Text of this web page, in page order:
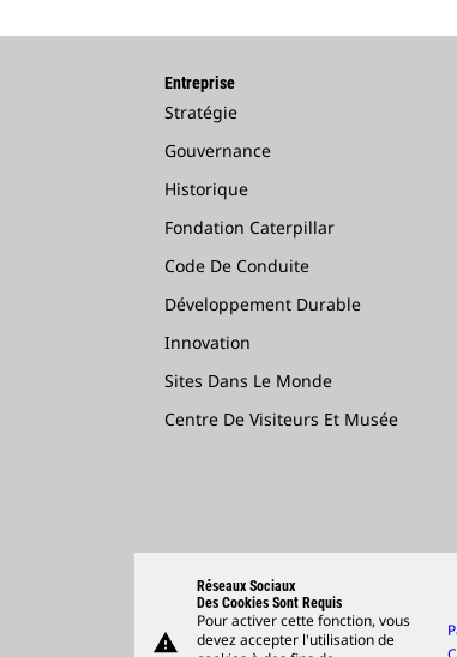
Entreprise
Stratégie
Gouvernance
Historique
Fondation Caterpillar
Code De Conduite
Développement Durable
Innovation
Sites Dans Le Monde
Centre De Visiteurs Et Musée
warning
Réseaux Sociaux
Des Cookies Sont Requis
Pour activer cette fonction, vous
devez accepter l'utilisation de